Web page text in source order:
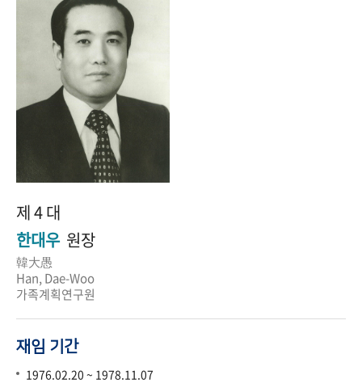
제 4 대
한대우 원장
韓大愚
Han, Dae-Woo
가족계획연구원
재임 기간
1976.02.20 ~ 1978.11.07